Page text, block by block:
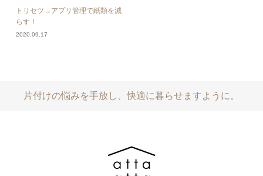
トリセツ→アプリ管理で紙類を減
らす！
2020.09.17
片付けの悩みを手放し、快適に暮らせますように。